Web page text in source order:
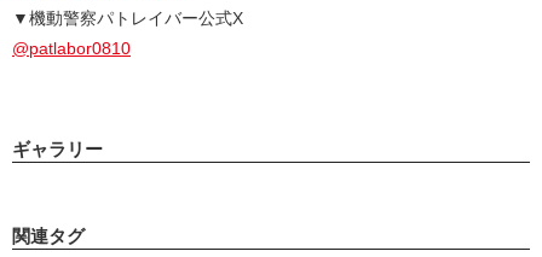
▼機動警察パトレイバー公式X
@patlabor0810
ギャラリー
関連タグ